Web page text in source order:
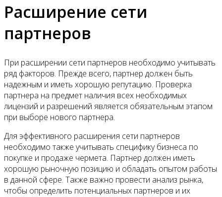
Расширение сети
партнеров
При расширении сети партнеров необходимо учитывать
ряд факторов. Прежде всего, партнер должен быть
надежным и иметь хорошую репутацию. Проверка
партнера на предмет наличия всех необходимых
лицензий и разрешений является обязательным этапом
при выборе нового партнера.
Для эффективного расширения сети партнеров
необходимо также учитывать специфику бизнеса по
покупке и продаже чермета. Партнер должен иметь
хорошую рыночную позицию и обладать опытом работы
в данной сфере. Также важно провести анализ рынка,
чтобы определить потенциальных партнеров и их